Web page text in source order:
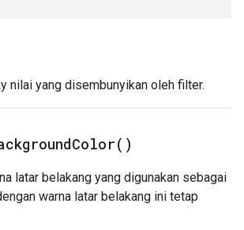
nilai yang disembunyikan oleh filter.
Color( )
latar belakang yang digunakan sebagai
warna latar belakang ini tetap